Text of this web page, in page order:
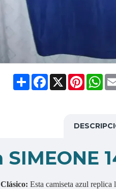
ShareFacebook
X
SIMEONE
Esta camiseta azul